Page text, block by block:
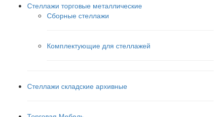
Стеллажи торговые металлические
Сборные стеллажи
Комплектующие для стеллажей
Стеллажи складские архивные